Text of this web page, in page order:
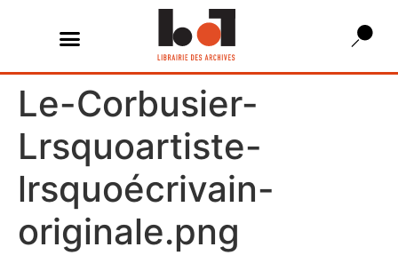
Le-Corbusier-
Lrsquoartiste-
lrsquoécrivain-
originale.png